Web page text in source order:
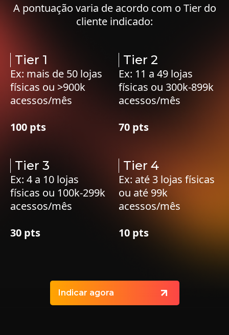
A pontuação varia de acordo com o Tier do
cliente indicado:
Tier 1
Ex: mais de 50 lojas
físicas ou >900k
acessos/mês
100 pts
Tier 2
Ex: 11 a 49 lojas
físicas ou 300k-899k
acessos/mês
70 pts
Tier 3
Ex: 4 a 10 lojas
físicas ou 100k-299k
acessos/mês
30 pts
Tier 4
Ex: até 3 lojas físicas
ou até 99k
acessos/mês
10 pts
Indicar agora